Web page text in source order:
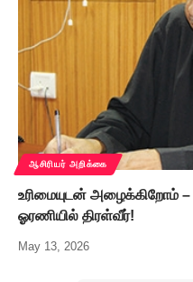
ஆசிரியர் அறிக்கை
உரிமையுடன் அழைக்கிறோம்
ஓரணியில் திரள்வீர்!
May 13, 2026